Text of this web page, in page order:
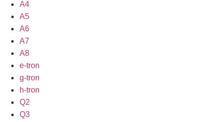
A4
A5
A6
A7
A8
e-tron
g-tron
h-tron
Q2
Q3